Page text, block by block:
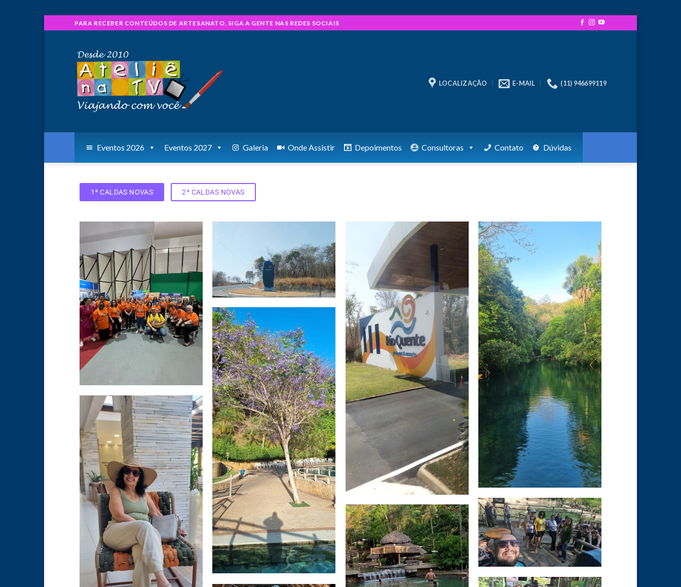
PARA RECEBER CONTEÚDOS DE ARTESANATO, SIGA A GENTE NAS REDES SOCIAIS
LOCALIZAÇÃO E-MAIL (11) 946699119
Eventos 2026 Eventos 2027 Galeria Onde Assistir Depoimentos Consultoras Contato Dúvidas
1ª CALDAS NOVAS 2ª CALDAS NOVAS